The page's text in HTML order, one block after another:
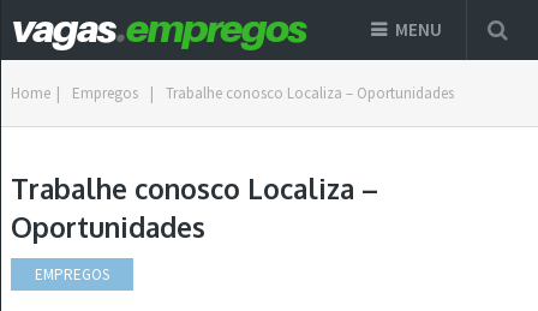
MENU
Home | Empregos | Trabalhe conosco Localiza – Oportunidades
Trabalhe conosco Localiza –
Oportunidades
EMPREGOS